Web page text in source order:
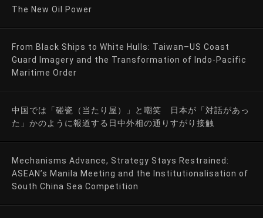
The New Oil Power
From Black Ships to White Hulls: Taiwan–US Coast
Guard Imagery and the Transformation of Indo-Pacific
Maritime Order
中国では「碰瓷（当たり屋）」と嘲笑 日本が「対話があっ
た」かのように報道する日中外相の通りすがり接触
Mechanisms Advance, Strategy Stays Restrained:
ASEAN’s Manila Meeting and the Institutionalisation of
South China Sea Competition